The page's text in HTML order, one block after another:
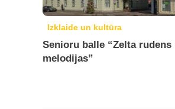
Izklaide un kultūra
Senioru balle “Zelta rudens
melodijas”